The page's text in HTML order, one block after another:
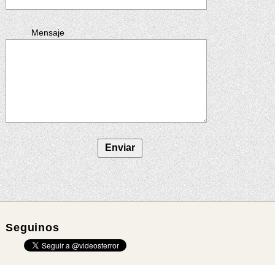
Mensaje
Seguinos